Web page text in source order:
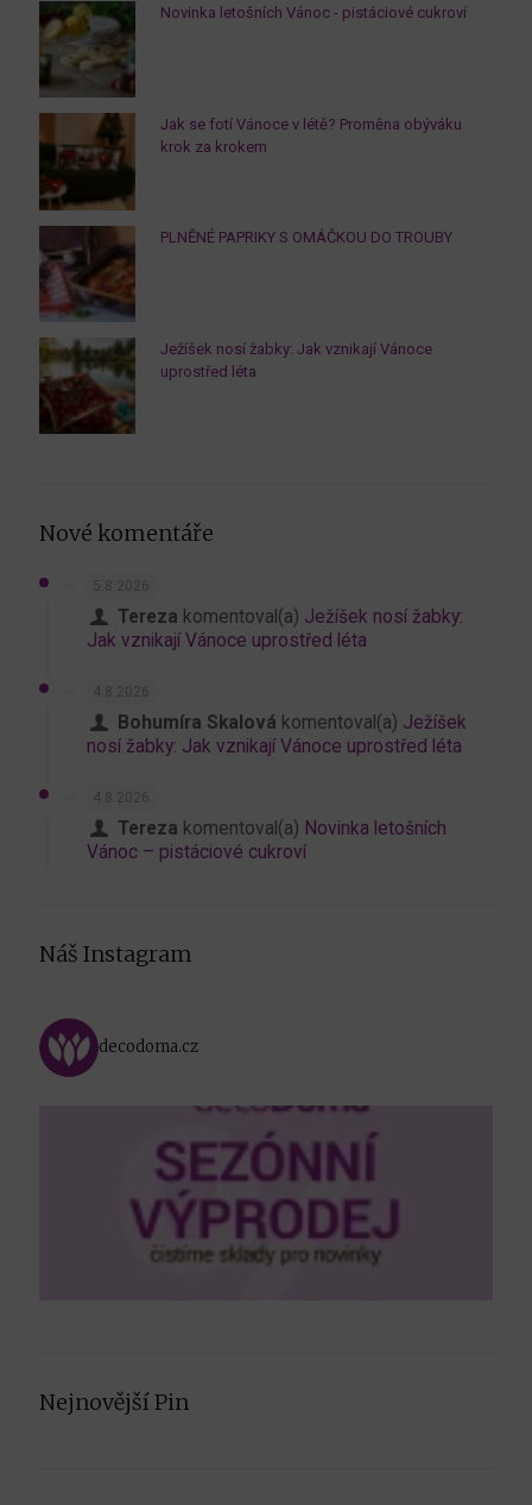
Novinka letošních Vánoc - pistáciové cukroví
Jak se fotí Vánoce v létě? Proměna obýváku
krok za krokem
PLNĚNÉ PAPRIKY S OMÁČKOU DO TROUBY
Ježíšek nosí žabky: Jak vznikají Vánoce
uprostřed léta
Nové komentáře
5.8.2026
Tereza komentoval(a) Ježíšek nosí žabky:
Jak vznikají Vánoce uprostřed léta
4.8.2026
Bohumíra Skalová komentoval(a) Ježíšek
nosí žabky: Jak vznikají Vánoce uprostřed léta
4.8.2026
Tereza komentoval(a) Novinka letošních
Vánoc – pistáciové cukroví
Náš Instagram
decodoma.cz
Nejnovější Pin